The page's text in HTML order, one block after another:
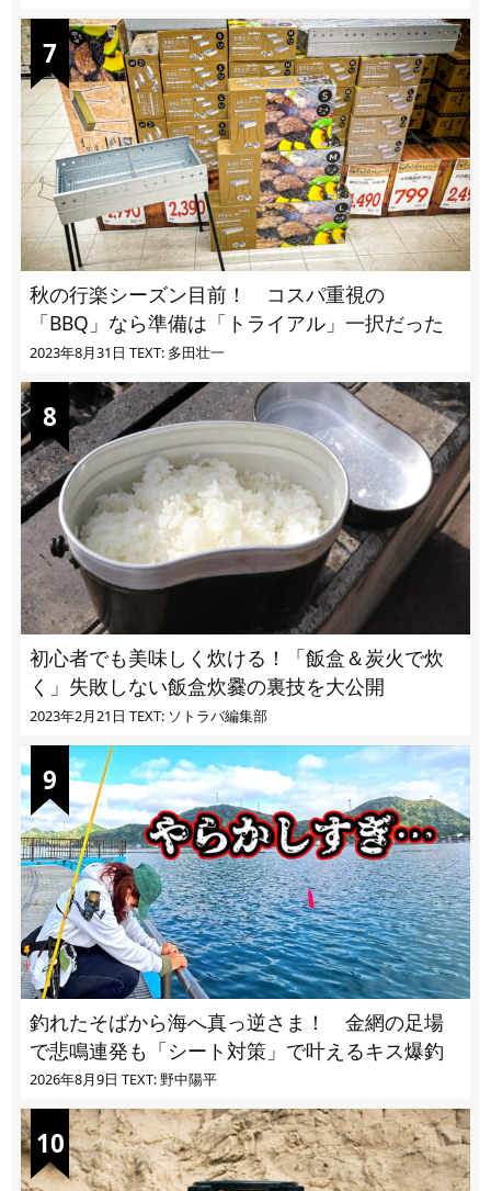
秋の行楽シーズン目前！ コスパ重視の
「BBQ」なら準備は「トライアル」一択だった
2023年8月31日 TEXT: 多田壮一
初心者でも美味しく炊ける！「飯盒＆炭火で炊
く」失敗しない飯盒炊爨の裏技を大公開
2023年2月21日 TEXT: ソトラバ編集部
釣れたそばから海へ真っ逆さま！ 金網の足場
で悲鳴連発も「シート対策」で叶えるキス爆釣
2026年8月9日 TEXT: 野中陽平